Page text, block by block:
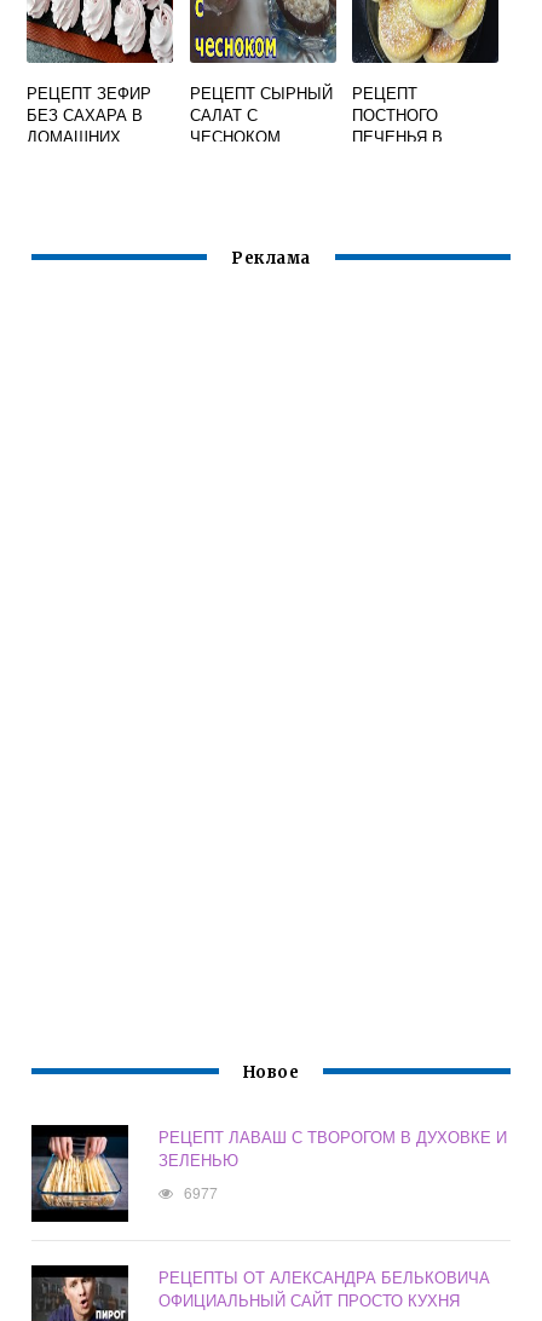
РЕЦЕПТ ЗЕФИР
БЕЗ САХАРА В
ДОМАШНИХ
РЕЦЕПТ СЫРНЫЙ
САЛАТ С
ЧЕСНОКОМ
РЕЦЕПТ
ПОСТНОГО
ПЕЧЕНЬЯ В
Реклама
Новое
РЕЦЕПТ ЛАВАШ С ТВОРОГОМ В ДУХОВКЕ И
ЗЕЛЕНЬЮ
6977
РЕЦЕПТЫ ОТ АЛЕКСАНДРА БЕЛЬКОВИЧА
ОФИЦИАЛЬНЫЙ САЙТ ПРОСТО КУХНЯ